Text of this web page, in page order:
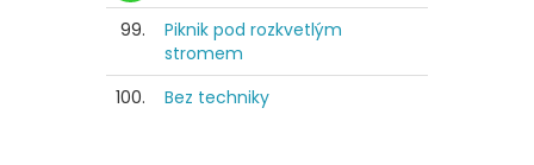
99.
Piknik pod rozkvetlým
stromem
100.
Bez techniky